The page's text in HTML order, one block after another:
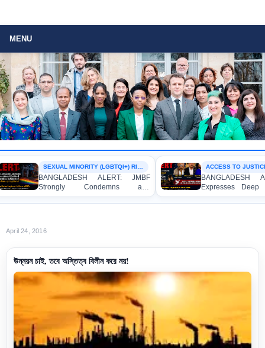
MENU
SEXUAL MINORITY (LGBTQI+) RIGHTS
BANGLADESH ALERT: JMBF
Strongly Condemns and
Expresses Deep Concern over the
Detention of Two Individuals on
ACCESS TO JUSTICE
BANGLADESH
Expresses Deep
Strong
Indictment of
April 24, 2016
উন্নয়ন চাই, তবে অস্তিত্ব বিলীন করে নয়!